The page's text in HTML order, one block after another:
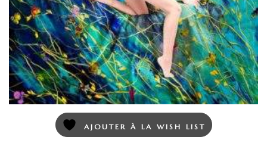
AJOUTER À LA WISH LIST